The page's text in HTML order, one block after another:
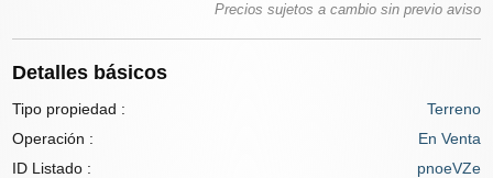
Precios sujetos a cambio sin previo aviso
Detalles básicos
Tipo propiedad :
Terreno
Operación :
En Venta
ID Listado :
pnoeVZe